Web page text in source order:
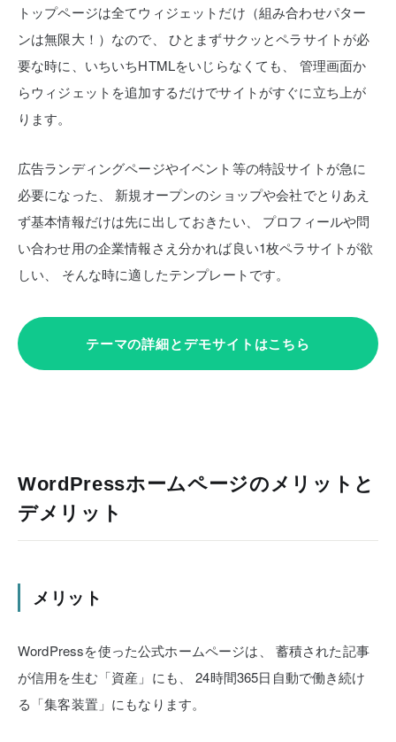
トップページは全てウィジェットだけ（組み合わせパター
ンは無限大！）なので、
ひとまずサクッとペラサイトが必
要な時に、いちいちHTMLをいじらなくても、
管理画面か
らウィジェットを追加するだけでサイトがすぐに立ち上が
ります。
広告ランディングページやイベント等の特設サイトが急に
必要になった、
新規オープンのショップや会社でとりあえ
ず基本情報だけは先に出しておきたい、
プロフィールや問
い合わせ用の企業情報さえ分かれば良い1枚ペラサイトが欲
しい、
そんな時に適したテンプレートです。
テーマの詳細とデモサイトはこちら
WordPressホームページのメリットと
デメリット
メリット
WordPressを使った公式ホームページは、
蓄積された記事
が信用を生む「資産」にも、
24時間365日自動で働き続け
る「集客装置」にもなります。